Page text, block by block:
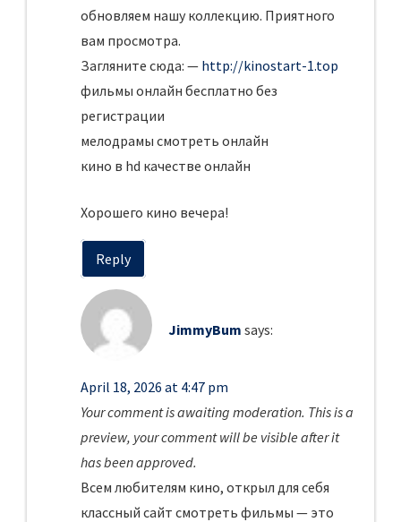
обновляем нашу коллекцию. Приятного
вам просмотра.
Загляните сюда: — http://kinostart-1.top
фильмы онлайн бесплатно без
регистрации
мелодрамы смотреть онлайн
кино в hd качестве онлайн
Хорошего кино вечера!
Reply
JimmyBum says:
April 18, 2026 at 4:47 pm
Your comment is awaiting moderation. This is a
preview, your comment will be visible after it
has been approved.
Всем любителям кино, открыл для себя
классный сайт смотреть фильмы — это